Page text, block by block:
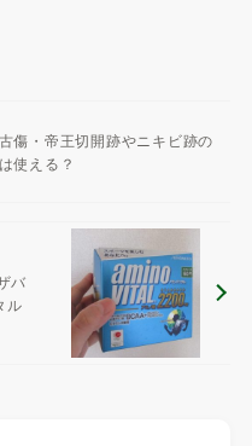
傷・帝王切開跡やニキビ跡の
使える？
バ
ル